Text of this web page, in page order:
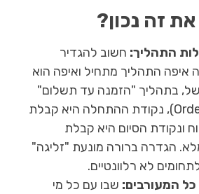
זה נכון?
התהליך: חשוב להגדיר
איפה התהליך מתחיל ואיפה הוא
בתהליך "הזמנה עד תשלום"
(Order to Cash), נקודת ההתחלה היא קבלת
ונקודת הסיום היא קבלת
הגדרה ברורה מונעת "זליגה"
לא רלוונטיים.
כל המעורבים: שבו עם כל מי